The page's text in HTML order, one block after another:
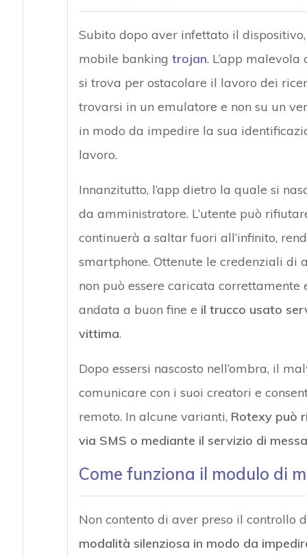
Subito dopo aver infettato il
mobile banking trojan. L’app
si trova per ostacolare il lavoro dei
trovarsi in un emulatore e non su un
in modo da impedire la sua
lavoro.
Innanzitutto, l’app dietro la quale si
da amministratore. L’utente può
continuerà a saltar fuori all’infinito,
smartphone. Ottenute le credenziali di
non può essere caricata correttamente
andata a buon fine e il trucco usato
vittima.
Dopo essersi nascosto nell’ombra, il
comunicare con i suoi creatori e
remoto. In alcune varianti, Rotexy può
via SMS o mediante il servizio di
Come funziona il modulo di
Non contento di aver preso il controllo
modalità silenziosa in modo da